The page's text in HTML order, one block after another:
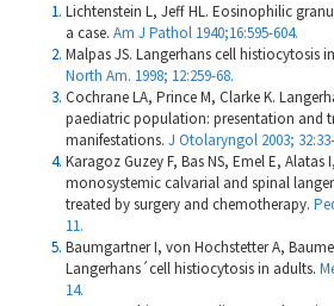
Lichtenstein L, Jeff HL. Eosinophilic
a case. Am J Pathol 1940;16:595-604.
Malpas JS. Langerhans cell histiocytosis
North Am. 1998; 12:259-68.
Cochrane LA, Prince M, Clarke K.
paediatric population: presentation and
manifestations. J Otolaryngol 2003;
Karagoz Guzey F, Bas NS, Emel E,
monosystemic calvarial and spinal
treated by surgery and chemotherapy.
11.
Baumgartner I, von Hochstetter A,
Langerhans´cell histiocytosis in adults.
14.